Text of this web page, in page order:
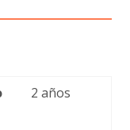
2 años